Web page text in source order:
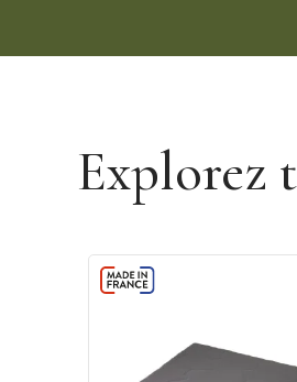
Explorez